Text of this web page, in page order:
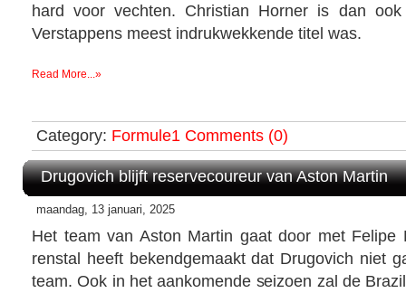
hard voor vechten. Christian Horner is dan
Verstappens meest indrukwekkende titel was.
Read More...»
Category: Formule1 Comments (0)
Drugovich blijft reservecoureur van Aston Martin
maandag, 13 januari, 2025
Het team van Aston Martin gaat door met Felipe
renstal heeft bekendgemaakt dat Drugovich niet
team. Ook in het aankomende seizoen zal de